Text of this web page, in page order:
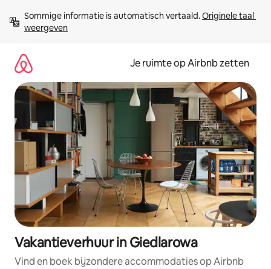
direct
naar
Sommige informatie is automatisch vertaald. Originele taal
weergeven
Je ruimte op Airbnb zetten
Vakantieverhuur in Giedlarowa
Vind en boek bijzondere accommodaties op Airbnb